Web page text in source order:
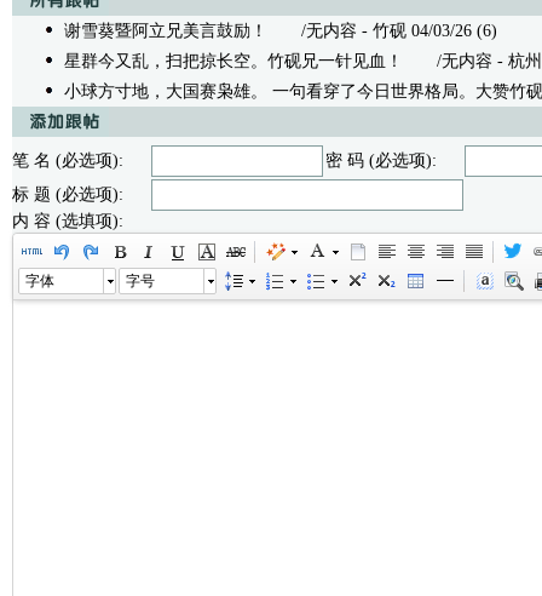
谢雪葵暨阿立兄美言鼓励！
/无内容 - 竹砚 04/03/26 (6)
星群今又乱，扫把掠长空。竹砚兄一针见血！
/无内容 - 杭州
小球方寸地，大国赛枭雄。 一句看穿了今日世界格局。大赞竹
笔 名 (必选项):
密 码 (必选项):
标 题 (必选项):
内 容 (选填项):
字体 字号